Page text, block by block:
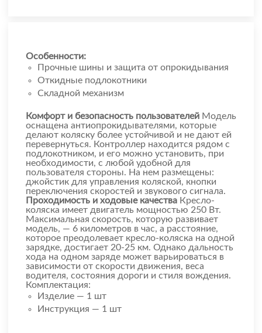
Особенности:
Прочные шины и защита от опрокидывания
Oткидные подлокотники
Складной механизм
Комфорт и безопасность пользователей Модель
оснащена антиопрокидывателями, которые
делают коляску более устойчивой и не дают ей
перевернуться. Контроллер находится рядом с
подлокотником, и его можно установить, при
необходимости, с любой удобной для
пользователя стороны. На нем размещены:
джойстик для управления коляской, кнопки
переключения скоростей и звукового сигнала.
Проходимость и ходовые качества Кресло-
коляска имеет двигатель мощностью 250 Вт.
Максимальная скорость, которую развивает
модель, — 6 километров в час, а расстояние,
которое преодолевает кресло-коляска на одной
зарядке, достигает 20-25 км. Однако дальность
хода на одном заряде может варьироваться в
зависимости от скорости движения, веса
водителя, состояния дороги и стиля вождения.
Комплектация:
Изделие — 1 шт
Инструкция — 1 шт